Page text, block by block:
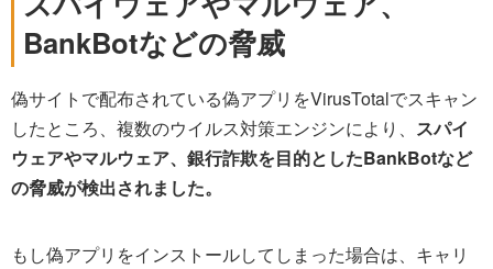
BankBotなどの脅威
偽サイトで配布されている偽アプリをVirusTotalでスキャン
したところ、複数のウイルス対策エンジンにより、 スパイ
ウェアやマルウェア、銀行詐欺を目的としたBankBotなど
の脅威が検出されました。
もし偽アプリをインストールしてしまった場合は、キャリ